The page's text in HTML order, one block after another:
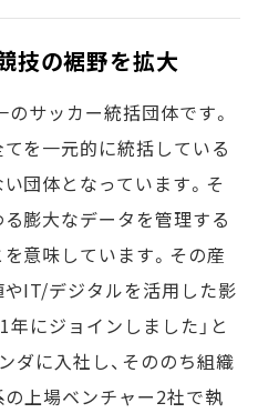
技の裾野を拡大
サッカー統括団体です。
を一元的に統括している
団体となっています。そ
膨大なデータを管理する
意味しています。その産
IT/デジタルを活用した影
にジョインしました」と
ダに入社し、そののち組織
上場ベンチャー2社で執